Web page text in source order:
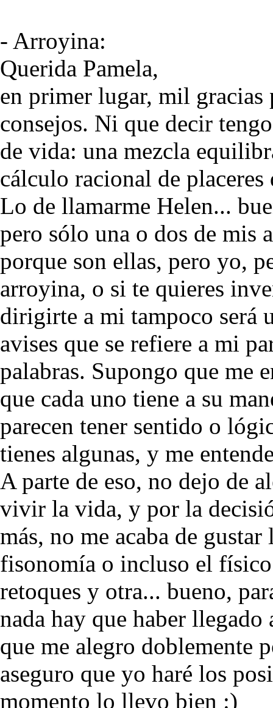
- Arroyina:
Querida Pamela,
en primer lugar, mil
consejos. Ni que decir
de vida: una mezcla
cálculo racional de
Lo de llamarme Helen...
pero sólo una o dos de mis
porque son ellas, pero yo,
arroyina, o si te quieres
dirigirte a mi tampoco será
avises que se refiere a mi
palabras. Supongo que me
que cada uno tiene a su
parecen tener sentido o
tienes algunas, y me
A parte de eso, no dejo de
vivir la vida, y por la
más, no me acaba de
fisonomía o incluso el
retoques y otra... bueno,
nada hay que haber
que me alegro doblemente
aseguro que yo haré los
momento lo llevo bien :)